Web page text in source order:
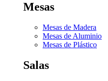
Mesas
Mesas de Madera
Mesas de Aluminio
Mesas de Plástico
Salas